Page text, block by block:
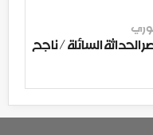
الحداثة السائلة / ناجح